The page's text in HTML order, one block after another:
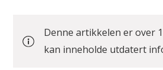
v
d
dáppe:
Denne artikkelen er over
kan inneholde utdatert